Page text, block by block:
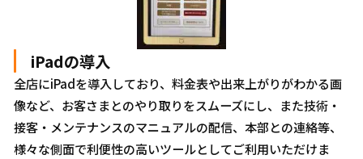
iPadの導入
全店にiPadを導入しており、料金表や出来上がりがわかる画
像など、お客さまとのやり取りをスムーズにし、また技術・
接客・メンテナンスのマニュアルの配信、本部との連絡等、
様々な側面で利便性の高いツールとしてご利用いただけま